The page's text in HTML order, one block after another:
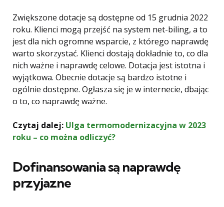
Zwiększone dotacje są dostępne od 15 grudnia 2022
roku. Klienci mogą przejść na system net-biling, a to
jest dla nich ogromne wsparcie, z którego naprawdę
warto skorzystać. Klienci dostają dokładnie to, co dla
nich ważne i naprawdę celowe. Dotacja jest istotna i
wyjątkowa. Obecnie dotacje są bardzo istotne i
ogólnie dostępne. Ogłasza się je w internecie, dbając
o to, co naprawdę ważne.
Czytaj dalej: Ulga termomodernizacyjna w 2023
roku – co można odliczyć?
Dofinansowania są naprawdę
przyjazne